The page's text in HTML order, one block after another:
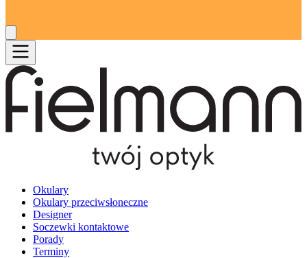
Okulary
Okulary przeciwsłoneczne
Designer
Soczewki kontaktowe
Porady
Terminy